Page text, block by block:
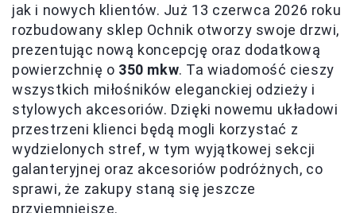
jak i nowych klientów. Już 13 czerwca 2026 roku
rozbudowany sklep Ochnik otworzy swoje drzwi,
prezentując nową koncepcję oraz dodatkową
powierzchnię o 350 mkw. Ta wiadomość cieszy
wszystkich miłośników eleganckiej odzieży i
stylowych akcesoriów. Dzięki nowemu układowi
przestrzeni klienci będą mogli korzystać z
wydzielonych stref, w tym wyjątkowej sekcji
galanteryjnej oraz akcesoriów podróżnych, co
sprawi, że zakupy staną się jeszcze
przyjemniejsze.